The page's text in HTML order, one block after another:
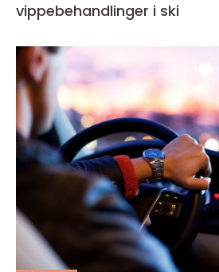
vippebehandlinger i ski